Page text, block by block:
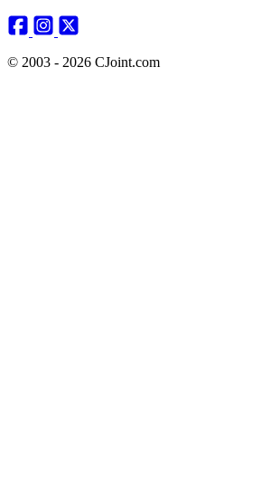
© 2003 - 2026 CJoint.com